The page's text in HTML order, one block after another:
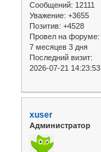
Сообщений: 12111
Уважение: +3655
Позитив: +4528
Провел на форуме:
7 месяцев 3 дня
Последний визит:
2026-07-21 14:23:53
xuser
Администратор